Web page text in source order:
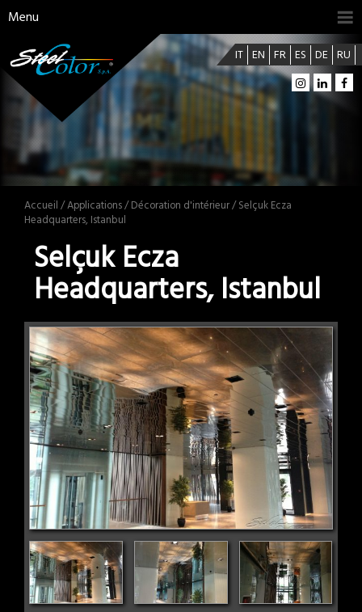
Menu
IT EN FR ES DE RU
Accueil /Applications/Décoration d'intérieur/ Selçuk Ecza
Headquarters, Istanbul
Selçuk Ecza
Headquarters, Istanbul